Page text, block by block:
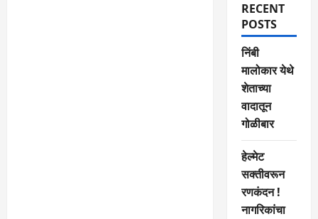
RECENT
POSTS
निंबी
मालोकार येथे
शेताच्या
वादातून
गोळीबार
हेल्मेट
सक्तीवरून
रणकंदन !
नागरिकांचा